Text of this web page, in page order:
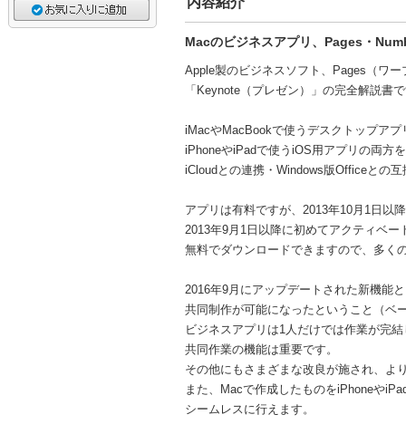
Macのビジネスアプリ、Pages・
Apple製のビジネスソフト、Pages（ワ
「Keynote（プレゼン）」の完全解説書
iMacやMacBookで使うデスクトップアプ
iPhoneやiPadで使うiOS用アプリの両方
iCloudとの連携・Windows版Officeとの
アプリは有料ですが、2013年10月1日以
2013年9月1日以降に初めてアクティベ
無料でダウンロードできますので、多く
2016年9月にアップデートされた新機能
共同制作が可能になったということ（ベ
ビジネスアプリは1人だけでは作業が完
共同作業の機能は重要です。
その他にもさまざまな改良が施され、よ
また、Macで作成したものをiPhoneや
シームレスに行えます。